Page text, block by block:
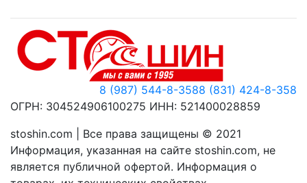
8 (831) 424-8-358
8 (987) 544-8-358
ОГРН: 304524906100275 ИНН: 521400028859
stoshin.com | Все права защищены © 2021
Информация, указанная на сайте stoshin.com, не
является публичной офертой. Информация о